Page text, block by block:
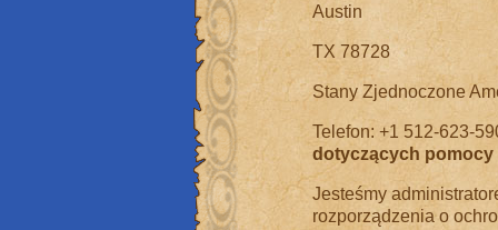
Austin
TX 78728
Stany Zjednoczone
Telefon: +1 512-623-
dotyczących pomocy
Jesteśmy
rozporządzenia o